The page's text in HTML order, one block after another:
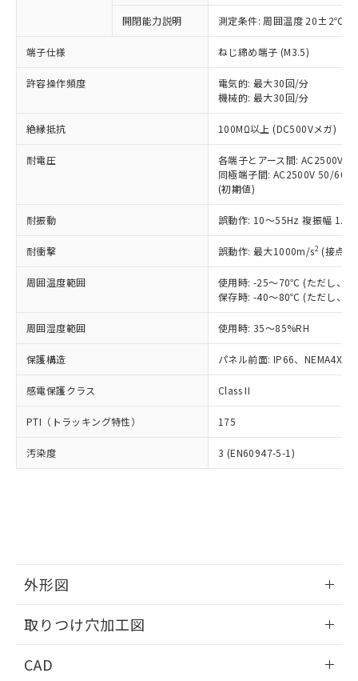
開閉能力説明 測定条件: 周囲温度 20±2℃、
端子仕様 ねじ締め端子 (M3.5)
許容操作頻度
電気的: 最大30回/分
機械的: 最大30回/分
絶縁抵抗 100MΩ以上 (DC500Vメガ)
耐電圧
各端子とアース間: AC2500V
同極端子間: AC2500V 50/
(初期値)
耐振動 誤動作: 10～55Hz 複振幅
耐衝撃 誤動作: 最大1000m/s2 (接点
周囲温度範囲
使用時: -25～70℃ (ただし、氷
保存時: -40～80℃ (ただし、氷
周囲湿度範囲 使用時: 35～85%RH
保護構造 パネル前面: IP66、NEMA4X,
感電保護クラス Class II
PTI（トラッキング特性） 175
汚染度 3 (EN60947-5-1)
外形図
取りつけ穴加工図
CAD
以下の条件をお読みいただき、同意のうえ
ご利用ください。
本サービスは、当社制御機器事業取扱
商品の当社在庫状況および標準価格
当社制御機器事業取扱商品の中には、
本サービスの対象外となる商品もある
ことをご了承ください。
在庫状況および標準価格照会結果は、
記載している更新日時点での社内デー
タに基づき作成されるものであり、閲
覧された時点での実際の在庫および標
準価格とは異なる場合があることをご
正式な納期状況および標準価格はお客
様のお取引先、またはお客様担当のオ
ムロン制御機器販売店・当社販売員に
オムロン制御機器販売店や当社販売拠
販売ネットワーク
」をご確認
ください。
在庫状況および標準価格結果を当社の
事前の承諾なく第三者に漏洩または開
マイパーツ機能（部品リスト作成サー
および当社の共同利用者が、当社の製
※当社の共同利用者とは、
の共同利用に関して"
の「1.共同利
対応予定なし：EU RoHS指令（10物質）の
非含有に非対応の商品で、対応品を出す予
定はありません。
調査・確認中：EU RoHS指令（10物質）の
非含有の対応状況を調査中または確認中の
非該当品：ライセンス料など無形物で、有
害物質有無と関係のない商品です。
いたものが、含有品と判明した場合などや
むを得ず変更することがあります。
六価クロム(Cr(Ⅵ)) 1000ppm以下、ポリ臭化ビフェニル
類(PBB) 1000ppm以下、ポリ臭化ジフェニルエーテル類
(PBDE) 1000ppm以下、フタル酸ビス(2-エチルヘキシ
ル) (DEHP)(別名：DOP) 1000ppm以下、フタル酸ブチ
ルベンジル（BBP） 1000ppm以下、フタル酸ジブチル
（DBP） 1000ppm以下、フタル酸ジイソブチル
(DIBP) 1000ppm以下
フタル酸エステル類の４物質については閾値を超える意
図的な使用がないことを確認しています。
※2 対応予定月
部品在庫の切り替え状況などにより、予定
月が前後することがあります。
とができます。
EU RoHS指令（10物質）の非含有証明書
※1 中国RoHS○×表
「○」：最大均質材料含有率が中国RoHSの
基準値以下であることを示します。
「×」：最大均質材料含有率が中国RoHSの
基準値を超えていることを示します。
「－」：未確認です。当社販売部門へお問
*中国RoHS10物質の基準値 (GB/T26572)：
Pb(鉛) :1000ppm、 Hg(水銀) : 1000ppm、 Cd(カドミウ
Cr(Ⅵ)(六価クロム) : 1000ppm、 PBBs(ポリ臭化ビフェ
ニル類) : 1000ppm、 PBDEs(ポリ臭化ジフェニルエーテ
DBP(フタル酸ジブチル) : 1000ppm、 DIBP(フタル酸ジ
イソブチル) : 1000ppm、 BBP(フタル酸ブチルベンジ
ル) : 1000ppm、
DEHP(フタル酸ビス(2-エチルヘキシル)) : 1000ppm
※2 環境保護使用期限
「ｅ」：有害物質（10物質）のすべてが基
準値以下であることを示します。
「10」：通常の使用状況下において有害物
質が外部に漏えいし、環境に深刻な影響を
当社は、これら貴社製品のうち、外国
為替および外国貿易法に定める商品
（以下｢規制貨物等」という）を輸出
または国外への提供する場合は、日本
国政府の輸出許可(または役務取引許
可)を取得するなどの必要な手続きを
当社は規制貨物を破棄する場合は、完
全に破砕するなど、違法に輸出されな
いよう必要な手段を講じます。
ル、化学兵器、生物兵器またはその他
武器並びにこれらの製造装置等に一切
使用いたしません。
当社は、貴社製品を第三者に販売する
場合は、上記1、2および3の内容を当
該第三者に通知します。また当社は、
販売先および販売に係わる関係者が違
法に輸出するおそれがある場合は、取
○ 一定数以上の在庫あり
一定数には満たないが在庫あり
在庫なし(最新の在庫状況につ
いては、お客様のお取引先、ま
たはお客様担当のオムロン制御
機器販売店・当社販売員にご確
認ください)
受注生産機種、また在庫状況の